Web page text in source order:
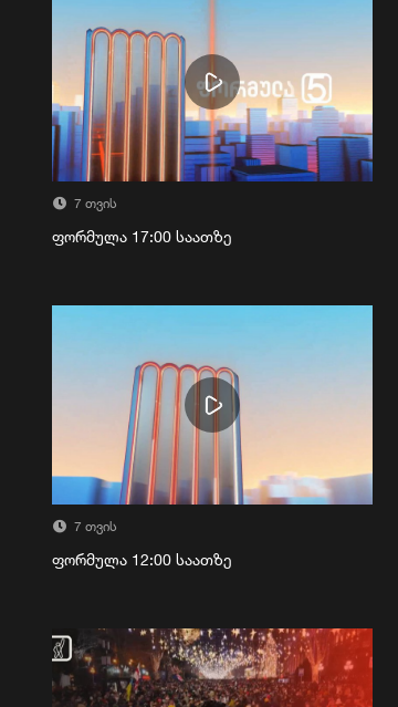
7 თვის
ფორმულა 17:00 საათზე
7 თვის
ფორმულა 12:00 საათზე